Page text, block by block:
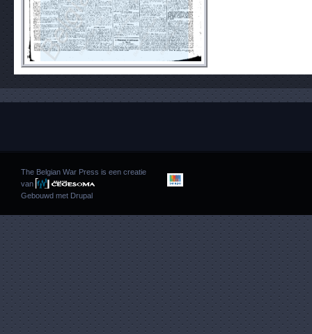
The Belgian War Press is een creatie
van
Gebouwd met Drupal